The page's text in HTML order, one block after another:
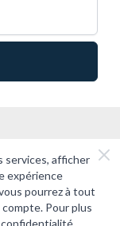
services, afficher
expérience
pourrez à tout
Pour plus